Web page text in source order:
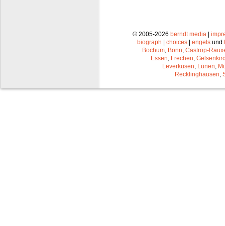
© 2005-2026 berndt media |
biograph | choices | engels und
Bochum Bonn Castrop-
Essen Frechen
Leverkusen Lünen
Recklinghausen